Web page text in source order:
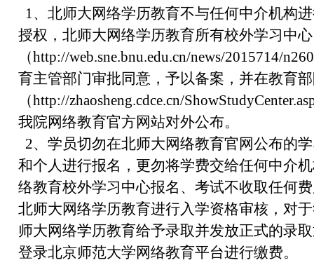
1、北师大网络学历教育不与任何中介机构
授权，北师大网络学历教育所有校外学习中心
（http://web.sne.bnu.edu.cn/news/2015714/
育主管部门审批同意，予以备案，并在教育
（http://zhaosheng.cdce.cn/
我院网络教育官方网站对外公布。
2、学员切勿在北师大网络教育官网公布的
和个人进行报名，更勿将学费交给任何中介
络教育校外学习中心报名、考试不收取任何
北师大网络学历教育进行入学资格审核，对
师大网络学历教育给予录取并发放正式的录
登录北京师范大学网络教育平台进行缴费。